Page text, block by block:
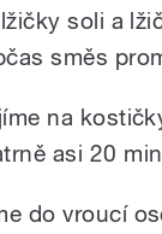
soli a
směs
na
asi 20
do vroucí